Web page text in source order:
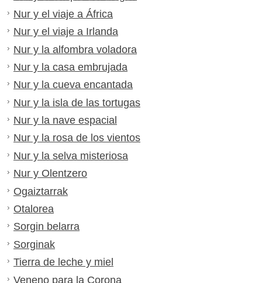
Nur y el viaje a África
Nur y el viaje a Irlanda
Nur y la alfombra voladora
Nur y la casa embrujada
Nur y la cueva encantada
Nur y la isla de las tortugas
Nur y la nave espacial
Nur y la rosa de los vientos
Nur y la selva misteriosa
Nur y Olentzero
Ogaiztarrak
Otalorea
Sorgin belarra
Sorginak
Tierra de leche y miel
Veneno para la Corona